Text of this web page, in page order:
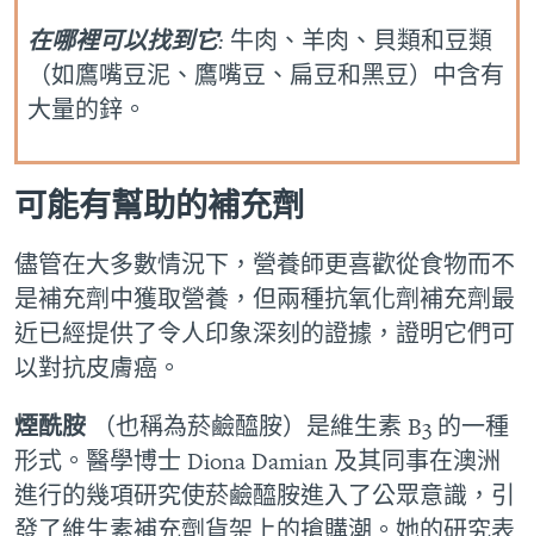
在哪裡可以找到它: 牛肉、羊肉、貝類和豆類
（如鷹嘴豆泥、鷹嘴豆、扁豆和黑豆）中含有
大量的鋅。
可能有幫助的補充劑
儘管在大多數情況下，營養師更喜歡從食物而不
是補充劑中獲取營養，但兩種抗氧化劑補充劑最
近已經提供了令人印象深刻的證據，證明它們可
以對抗皮膚癌。
煙酰胺 （也稱為菸鹼醯胺）是維生素 B3 的一種
形式。醫學博士 Diona Damian 及其同事在澳洲
進行的幾項研究使菸鹼醯胺進入了公眾意識，引